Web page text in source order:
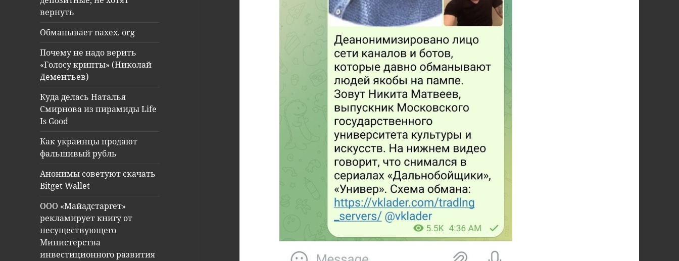
вернуть
Обманывает naxex. org
Почему не надо верить
«Голосу крипты» (Николай
Дементьев)
Куда делась Наталья
Смирнова из пирамиды Life
Is Good
Как украинцы продают
фальшивый рубль
Анонимы советуют скачать
Bitget Wallet
ООО «Майадстаргет»
рекламирует книгу от
несуществующего
Министерства
инвестиционного развития